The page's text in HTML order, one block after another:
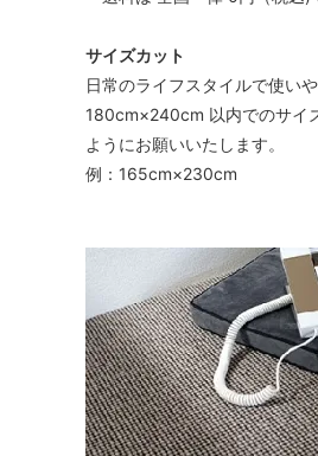
サイズカット
日常のライフスタイルで使い
180cm×240cm 以内でのサイ
ようにお願いいたします。
例：165cm×230cm